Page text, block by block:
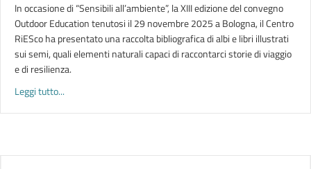
In occasione di “Sensibili all’ambiente”, la XIII edizione del convegno
Outdoor Education tenutosi il 29 novembre 2025 a Bologna, il Centro
RiESco ha presentato una raccolta bibliografica di albi e libri illustrati
sui semi, quali elementi naturali capaci di raccontarci storie di viaggio
e di resilienza.
Leggi tutto...